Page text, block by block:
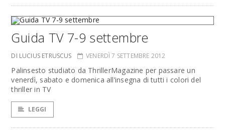
Guida TV 7-9 settembre
DI LUCIUS ETRUSCUS VENERDÌ 7 SETTEMBRE 2012
Palinsesto studiato da ThrillerMagazine per passare un
venerdì, sabato e domenica all’insegna di tutti i colori del
thriller in TV
LEGGI